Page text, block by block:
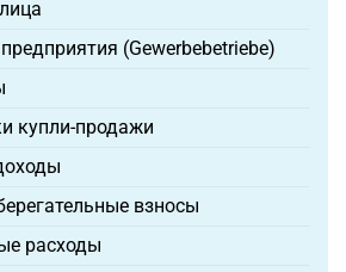
(Gewerbebetriebe)
купли-продажи
взносы
расходы